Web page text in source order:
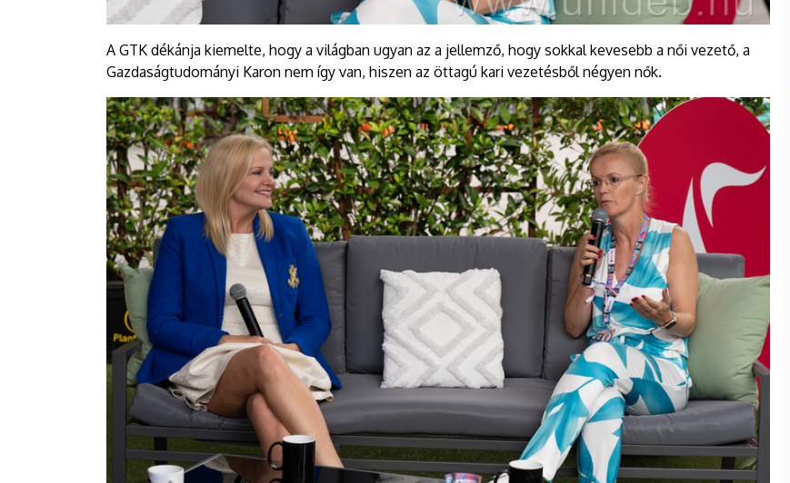
A GTK dékánja kiemelte, hogy a világban ugyan az a jellemző, hogy sokkal kevesebb a női vezető, a
Gazdaságtudományi Karon nem így van, hiszen az öttagú kari vezetésből négyen nők.